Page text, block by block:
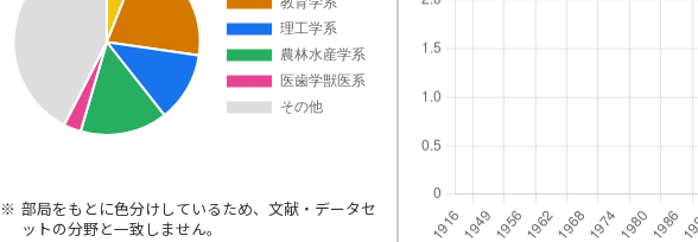
部局をもとに色分けしているため、文献・データセ
ットの分野と一致しません。